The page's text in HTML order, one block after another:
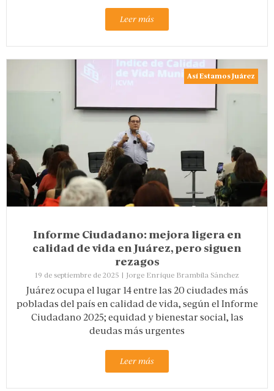
Leer más
Así Estamos Juárez
Informe Ciudadano: mejora ligera en
calidad de vida en Juárez, pero siguen
rezagos
19 de septiembre de 2025 | Jorge Enrique Brambila Sánchez
Juárez ocupa el lugar 14 entre las 20 ciudades más
pobladas del país en calidad de vida, según el Informe
Ciudadano 2025; equidad y bienestar social, las
deudas más urgentes
Leer más